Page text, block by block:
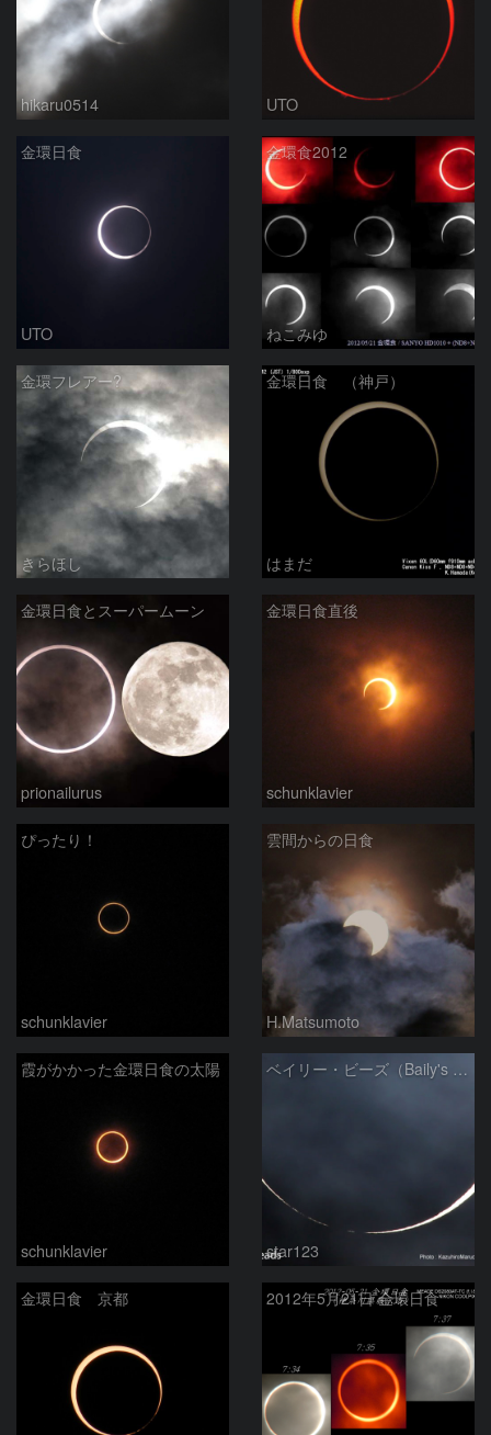
hikaru0514 UTO
金環日食
UTO
金環食2012
ねこみゆ
金環フレアー?
きらほし
金環日食 （神戸）
はまだ
金環日食とスーパームーン
prionailurus
金環日食直後
schunklavier
ぴったり！
schunklavier
雲間からの日食
H.Matsumoto
霞がかかった金環日食の太陽
schunklavier
ベイリー・ビーズ（Baily's beads）
star123
金環日食 京都 2012年5月21日 金環日食